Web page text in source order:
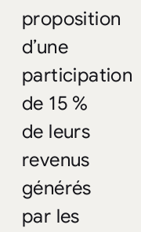
proposition
d’une
participation
de 15 %
de leurs
revenus
générés
par les